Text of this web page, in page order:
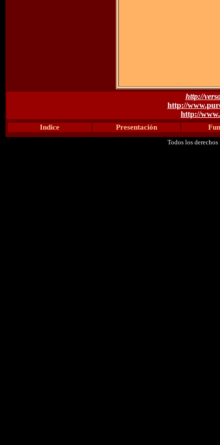
http://
http://
http://
Indice Presentación
Todos los